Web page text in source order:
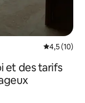
Évaluation
4,5 (10)
et des tarifs